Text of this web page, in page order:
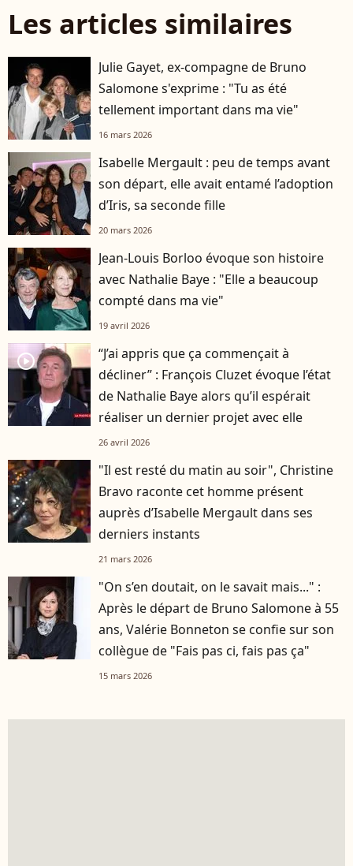
Les articles similaires
Julie Gayet, ex-compagne de Bruno
Salomone s'exprime : "Tu as été
tellement important dans ma vie"
16 mars 2026
Isabelle Mergault : peu de temps avant
son départ, elle avait entamé l’adoption
d’Iris, sa seconde fille
20 mars 2026
Jean-Louis Borloo évoque son histoire
avec Nathalie Baye : "Elle a beaucoup
compté dans ma vie"
19 avril 2026
player2
“J’ai appris que ça commençait à
décliner” : François Cluzet évoque l’état
de Nathalie Baye alors qu’il espérait
réaliser un dernier projet avec elle
26 avril 2026
"Il est resté du matin au soir", Christine
Bravo raconte cet homme présent
auprès d’Isabelle Mergault dans ses
derniers instants
21 mars 2026
"On s’en doutait, on le savait mais..." :
Après le départ de Bruno Salomone à 55
ans, Valérie Bonneton se confie sur son
collègue de "Fais pas ci, fais pas ça"
15 mars 2026